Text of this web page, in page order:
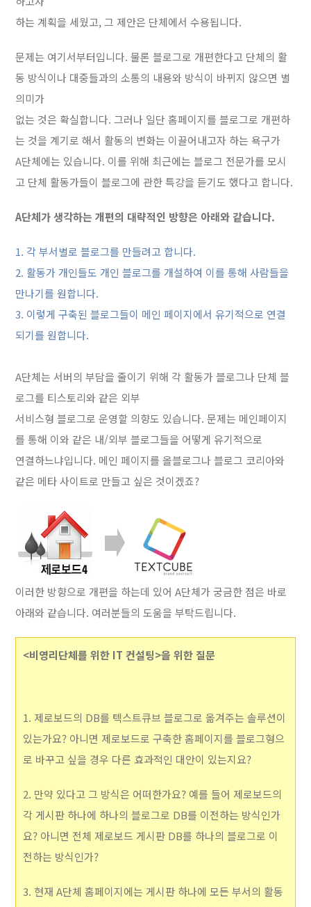
하는 계획을 세웠고, 그 제안은 단체에서 수용됩니다.
문제는 여기서부터입니다. 물론 블로그로 개편한다고 단체의 활
동 방식이나 대중들과의 소통의 내용와 방식이 바뀌지 않으면 별
의미가
없는 것은 확실합니다. 그러나 일단 홈페이지를 블로그로 개편하
는 것을 계기로 해서 활동의 변화는 이끌어내고자 하는 욕구가
A단체에는 있습니다. 이를 위해 최근에는 블로그 전문가를 모시
고 단체 활동가들이 블로그에 관한 특강을 듣기도 했다고 합니다.
A단체가 생각하는 개편의 대략적인 방향은 아래와 같습니다.
1. 각 부서별로 블로그를 만들려고 합니다.
2. 활동가 개인들도 개인 블로그를 개설하여 이를 통해 사람들을
만나기를 원합니다.
3. 이렇게 구축된 블로그들이 메인 페이지에서 유기적으로 연결
되기를 원합니다.
A단체는 서버의 부담을 줄이기 위해 각 활동가 블로그나 단체 블
로그를 티스토리와 같은 외부
서비스형 블로그로 운영할 의향도 있습니다. 문제는 메인페이지
를 통해 이와 같은 내/외부 블로그들을 어떻게 유기적으로
연결하느냐입니다. 메인 페이지를 올블로그나 블로그 코리아와
같은 메타 사이트로 만들고 싶은 것이겠죠?
이러한 방향으로 개편을 하는데 있어 A단체가 궁금한 점은 바로
아래와 같습니다. 여러분들의 도움을 부탁드립니다.
<비영리단체를 위한 IT 컨설팅>을 위한 질문
1. 제로보드의 DB를 텍스트큐브 블로그로 옮겨주는 솔루션이
있는가요? 아니면 제로보드로 구축한 홈페이지를 블로그형으
로 바꾸고 싶을 경우 다른 효과적인 대안이 있는지요?
2. 만약 있다고 그 방식은 어떠한가요? 예를 들어 제로보드의
각 게시판 하나에 하나의 블로그로 DB를 이전하는 방식인가
요? 아니면 전체 제로보드 게시판 DB를 하나의 블로그로 이
전하는 방식인가?
3. 현재 A단체 홈페이지에는 게시판 하나에 모든 부서의 활동